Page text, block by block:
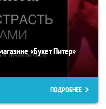
«Букет Питер»
ПОДРОБНЕЕ